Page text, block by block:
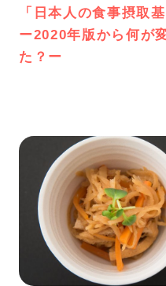
「日本人の食事摂取
ー2020年版から何が
た？ー